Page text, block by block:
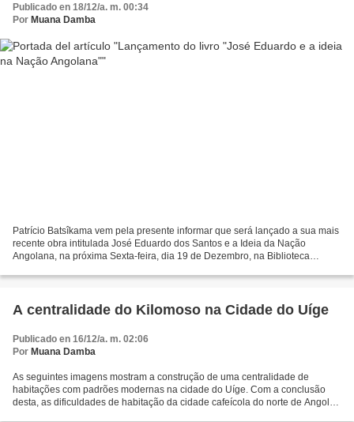
Publicado en 18/12/a. m. 00:34
Por Muana Damba
Patrício Batsîkama vem pela presente informar que será lançado a sua mais
recente obra intitulada José Eduardo dos Santos e a Ideia da Nação
Angolana, na próxima Sexta-feira, dia 19 de Dezembro, na Biblioteca
A centralidade do Kilomoso na Cidade do Uíge
Publicado en 16/12/a. m. 02:06
Por Muana Damba
As seguintes imagens mostram a construção de uma centralidade de
habitações com padrões modernas na cidade do Uíge. Com a conclusão
desta, as dificuldades de habitação da cidade cafeícola do norte de Angola,